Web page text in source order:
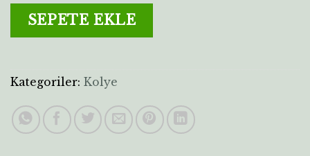
SEPETE EKLE
Kategoriler: Kolye